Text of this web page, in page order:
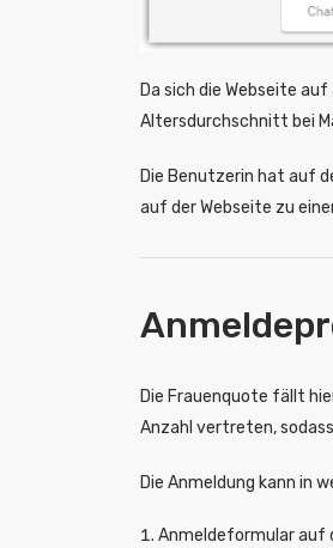
Da sich die Webseite
Altersdurchschnitt bei
Die Benutzerin hat auf
auf der Webseite zu
Die Frauenquote fällt
Anzahl vertreten,
Die Anmeldung kann in
Anmeldeformular auf